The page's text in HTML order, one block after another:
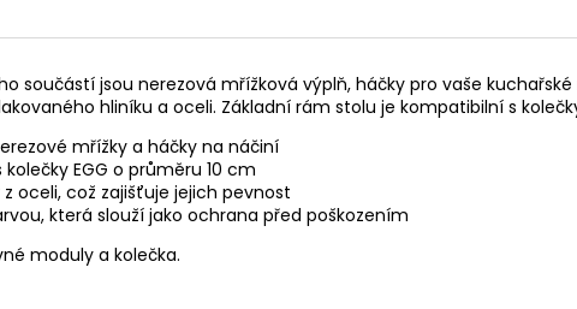
součástí jsou nerezová mřížková výplň, háčky pro vaše
hliníku a oceli. Základní rám stolu je kompatibilní s
mřížky a háčky na náčiní
kolečky EGG o průměru 10 cm
oceli, což zajišťuje jejich pevnost
která slouží jako ochrana před poškozením
moduly a kolečka.